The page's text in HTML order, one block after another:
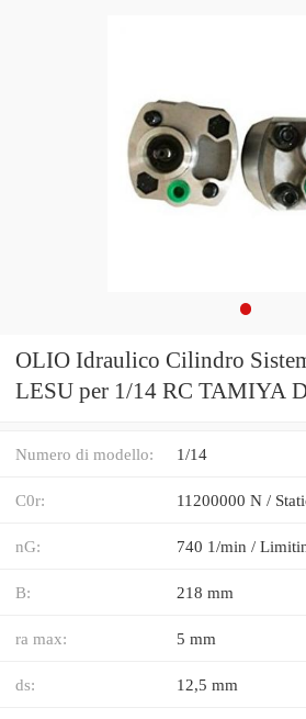
OLIO Idraulico Cilindro
LESU per 1/14 RC TAMIYA
Numero di modello: 1/14
C0r: 11200000 N /
nG: 740 1/min /
B: 218 mm
ra max: 5 mm
ds: 12,5 mm